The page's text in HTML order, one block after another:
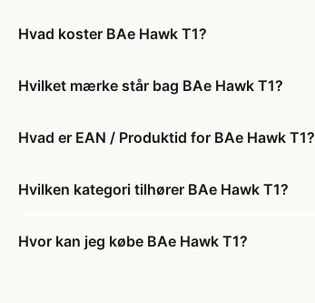
Hvad koster BAe Hawk T1?
Hvilket mærke står bag BAe Hawk T1?
Hvad er EAN / Produktid for BAe Hawk T1?
Hvilken kategori tilhører BAe Hawk T1?
Hvor kan jeg købe BAe Hawk T1?